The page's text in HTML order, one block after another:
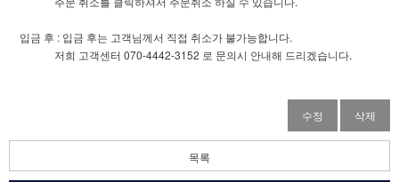
입금 후 : 입금 후는 고객님께서 직접 취소가 불가능합니다.
저희 고객센터 070-4442-3152 로 문의시 안내해 드리겠습니다.
수정 삭제
목록